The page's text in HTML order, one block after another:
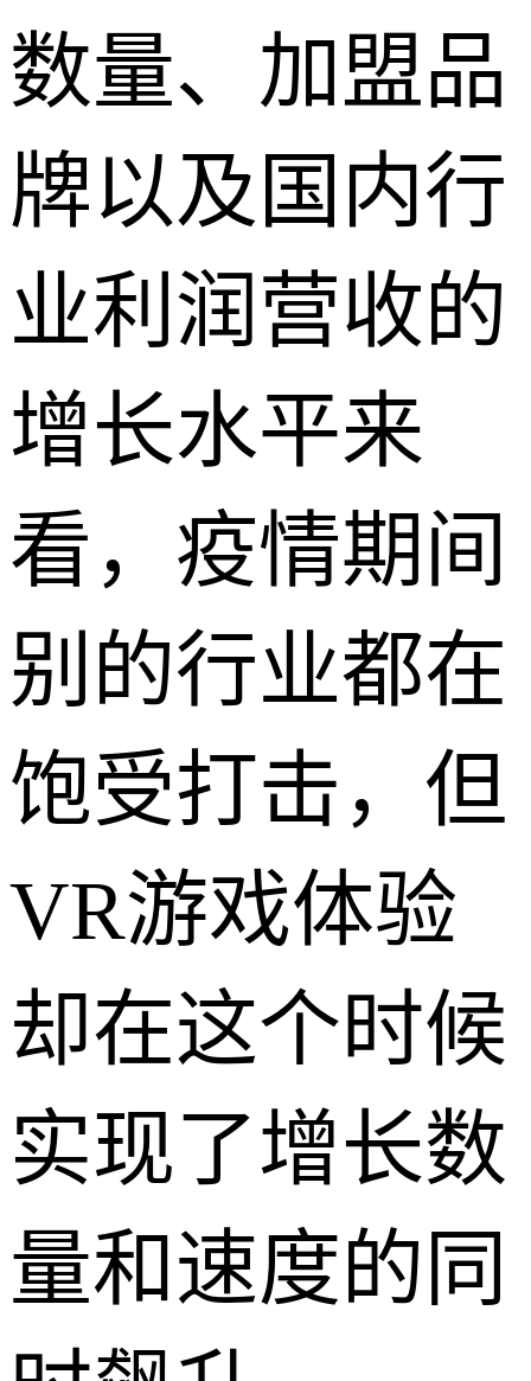
数量、加盟品
牌以及国内行
业利润营收的
增长水平来
看，疫情期间
别的行业都在
饱受打击，但
VR游戏体验
却在这个时候
实现了增长数
量和速度的同